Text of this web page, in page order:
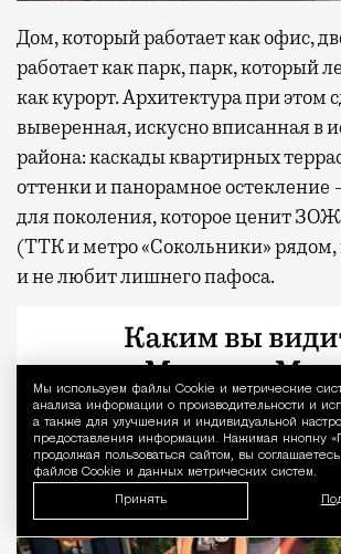
Мы используем файлы Сookie и метрические
анализа информации о производительности и
а также для улучшения и индивидуальной
предоставления информации. Нажимая кнопку
продолжая пользоваться сайтом, вы
файлов Cookie и данных метрических систем.
Принять
Дом, который работает как офис,
работает как парк, парк, который
как курорт. Архитектура при этом
выверенная, искусно вписанная в
района: каскады квартирных
оттенки и панорамное остекление
для поколения, которое ценит
(ТТК и метро «Сокольники»
и не любит лишнего пафоса.